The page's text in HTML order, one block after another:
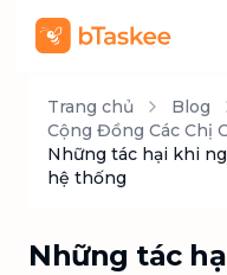
Trang chủ
Blog
Cộng Đồng Các Chị
Những tác hại khi
hệ thống
Những tác